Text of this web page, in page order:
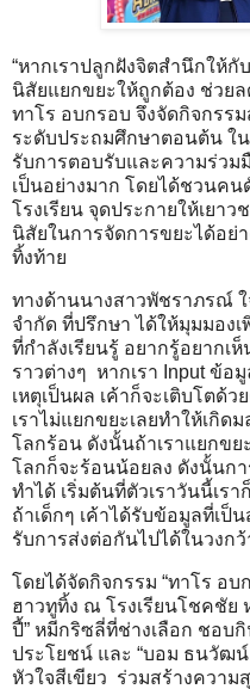
“หากเราปลูกฝังจิตสำนึกให้
นิสัยแยกขยะให้ถูกต้อง ช่วย
ทาโร อบกรอบ จึงจัดกิจกรร
ระดับประถมศึกษาตอนต้น ใ
รับการตอบรับและความร่วม
เป็นอย่างมาก โดยได้ชวนค
โรงเรียน จุดประกายให้เยา
นิสัยในการจัดการขยะได้อย่
ทิ้งท้าย
ทางด้านนางสาวพัชราภรณ์
จำกัด ที่ปรึกษา ได้ให้มุมมองเ
ที่กำลังเรียนรู้ อยากรู้อยากเ
ราวต่างๆ หากเรา Input ข้อ
เหตุเป็นผล เค้าก็จะเติบโตด้
เราไม่แยกขยะเลยทำให้เกิด
โลกร้อน ดังนั้นถ้าเราแยกข
โลกก็จะร้อนน้อยลง ดังนั้นกา
ทำได้ เริ่มต้นที่ตัวเราวันนี้เร
ถ้าเด็กๆ เค้าได้รับข้อมูลที่เป็
รับการส่งต่อกันไปได้ในวงกว้
โดยได้จัดกิจกรรม “ทาโร อ
ฮาวทูทิ้ง ณ โรงเรียนโชคชัย
ปี้” หมีกริซลี่ที่ช่างเลือก ชอบ
ประโยชน์ และ “บอม ธนวัฒ
หัวใจสีเขียว ร่วมสร้างควา